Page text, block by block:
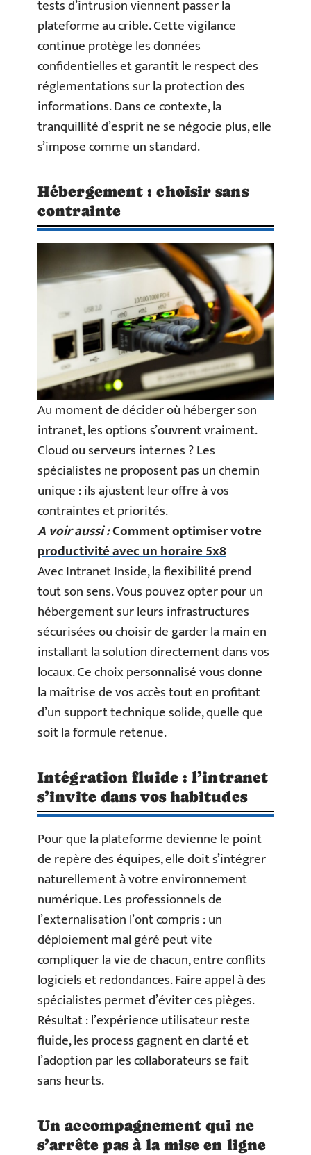
tests d’intrusion viennent passer la
plateforme au crible. Cette vigilance
continue protège les données
confidentielles et garantit le respect des
réglementations sur la protection des
informations. Dans ce contexte, la
tranquillité d’esprit ne se négocie plus, elle
s’impose comme un standard.
Hébergement : choisir sans
contrainte
Au moment de décider où héberger son
intranet, les options s’ouvrent vraiment.
Cloud ou serveurs internes ? Les
spécialistes ne proposent pas un chemin
unique : ils ajustent leur offre à vos
contraintes et priorités.
A voir aussi :Comment optimiser votre
productivité avec un horaire 5x8
Avec Intranet Inside, la flexibilité prend
tout son sens. Vous pouvez opter pour un
hébergement sur leurs infrastructures
sécurisées ou choisir de garder la main en
installant la solution directement dans vos
locaux. Ce choix personnalisé vous donne
la maîtrise de vos accès tout en profitant
d’un support technique solide, quelle que
soit la formule retenue.
Intégration fluide : l’intranet
s’invite dans vos habitudes
Pour que la plateforme devienne le point
de repère des équipes, elle doit s’intégrer
naturellement à votre environnement
numérique. Les professionnels de
l’externalisation l’ont compris : un
déploiement mal géré peut vite
compliquer la vie de chacun, entre conflits
logiciels et redondances. Faire appel à des
spécialistes permet d’éviter ces pièges.
Résultat : l’expérience utilisateur reste
fluide, les process gagnent en clarté et
l’adoption par les collaborateurs se fait
sans heurts.
Un accompagnement qui ne
s’arrête pas à la mise en ligne